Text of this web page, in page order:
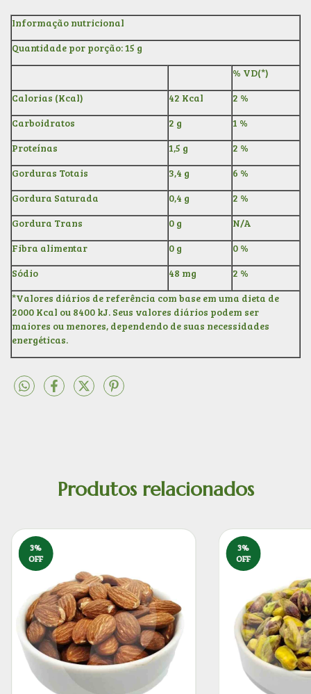
Informação nutricional
Quantidade por porção: 15 g
% VD(*)
Calorias (Kcal)
42 Kcal
2 %
Carboidratos
2 g
1 %
Proteínas
1,5 g
2 %
Gorduras Totais
3,4 g
6 %
Gordura Saturada
0,4 g
2 %
Gordura Trans
0 g
N/A
Fibra alimentar
0 g
0 %
Sódio
48 mg
2 %
*Valores diários de referência com base em uma dieta de
2000 Kcal ou 8400 kJ. Seus valores diários podem ser
maiores ou menores, dependendo de suas necessidades
energéticas.
Produtos relacionados
3%
OFF
3%
OFF